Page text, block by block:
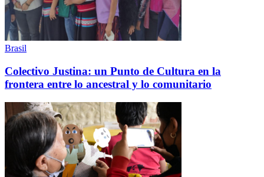
Brasil
Colectivo Justina: un Punto de Cultura en la
frontera entre lo ancestral y lo comunitario